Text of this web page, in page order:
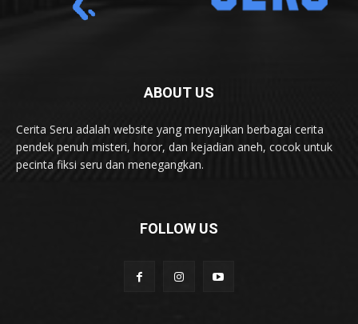
ABOUT US
Cerita Seru adalah website yang menyajikan berbagai cerita
pendek penuh misteri, horor, dan kejadian aneh, cocok untuk
pecinta fiksi seru dan menegangkan.
FOLLOW US